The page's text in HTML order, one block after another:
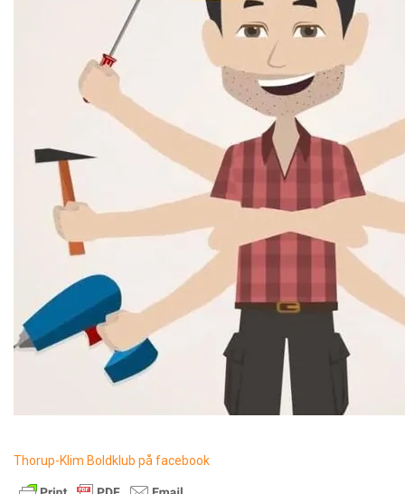
Thorup-Klim Boldklub på facebook